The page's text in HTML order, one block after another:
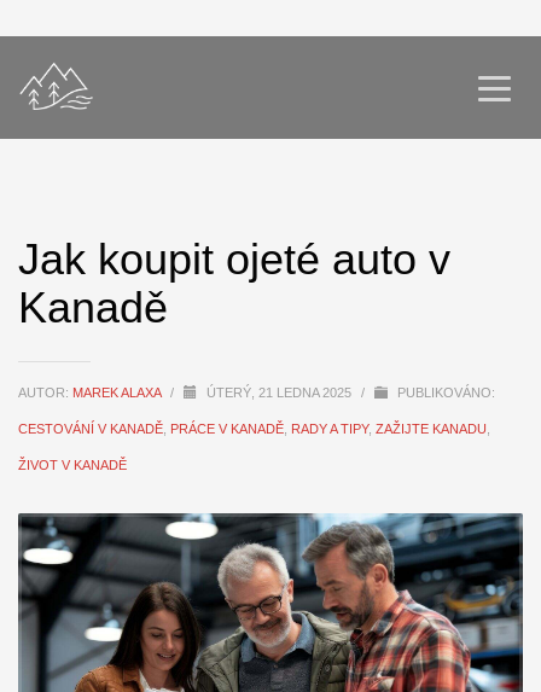
Jak koupit ojeté auto v
Kanadě
AUTOR: MAREK ALAXA / ÚTERÝ, 21 LEDNA 2025 / PUBLIKOVÁNO:
CESTOVÁNÍ V KANADĚ PRÁCE V KANADĚ RADY A TIPY, ZAŽIJTE KANADU
ŽIVOT V KANADĚ